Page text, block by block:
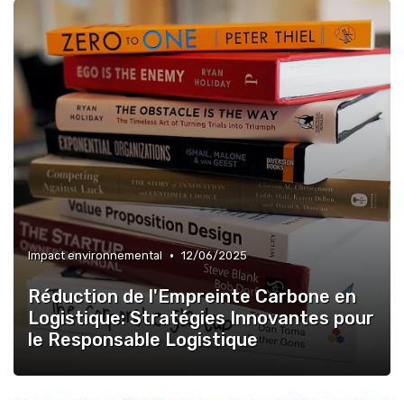
Impact environnemental • 12/06/2025
Réduction de l'Empreinte Carbone en
Logistique: Stratégies Innovantes pour
le Responsable Logistique